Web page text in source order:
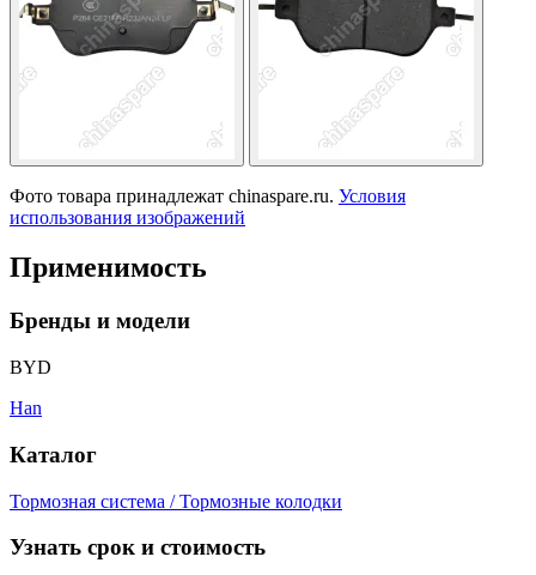
Фото товара принадлежат chinaspare.ru. Условия
использования изображений
Применимость
Бренды и модели
BYD
Han
Каталог
Тормозная система / Тормозные колодки
Узнать срок и стоимость